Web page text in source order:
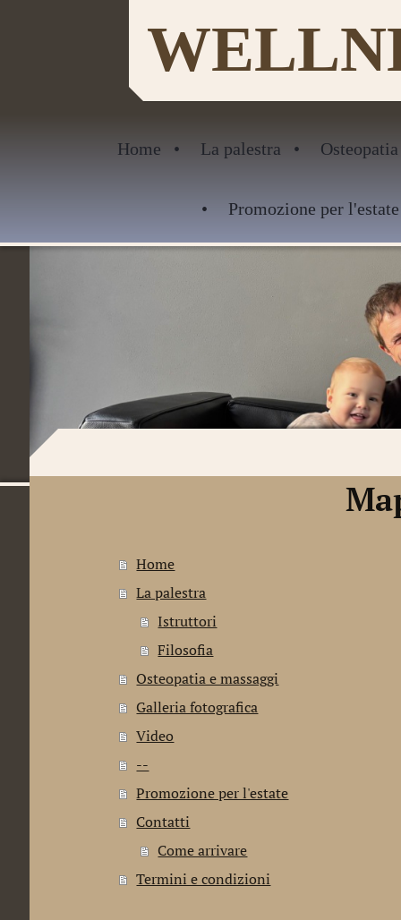
Home La palestra
Promozione per l'estate
Home
La palestra
Istruttori
Filosofia
Osteopatia e massaggi
Galleria fotografica
Video
--
Promozione per l'estate
Contatti
Come arrivare
Termini e condizioni